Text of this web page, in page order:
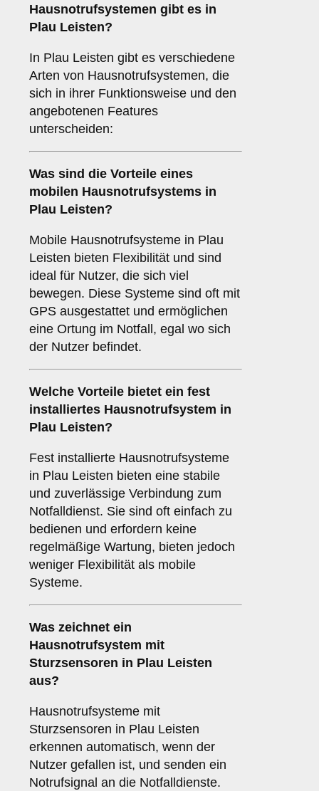
Hausnotrufsystemen gibt es in
Plau Leisten?
In Plau Leisten gibt es verschiedene
Arten von Hausnotrufsystemen, die
sich in ihrer Funktionsweise und den
angebotenen Features
unterscheiden:
Was sind die Vorteile eines
mobilen Hausnotrufsystems in
Plau Leisten?
Mobile Hausnotrufsysteme in Plau
Leisten bieten Flexibilität und sind
ideal für Nutzer, die sich viel
bewegen. Diese Systeme sind oft mit
GPS ausgestattet und ermöglichen
eine Ortung im Notfall, egal wo sich
der Nutzer befindet.
Welche Vorteile bietet ein fest
installiertes Hausnotrufsystem in
Plau Leisten?
Fest installierte Hausnotrufsysteme
in Plau Leisten bieten eine stabile
und zuverlässige Verbindung zum
Notfalldienst. Sie sind oft einfach zu
bedienen und erfordern keine
regelmäßige Wartung, bieten jedoch
weniger Flexibilität als mobile
Systeme.
Was zeichnet ein
Hausnotrufsystem mit
Sturzsensoren in Plau Leisten
aus?
Hausnotrufsysteme mit
Sturzsensoren in Plau Leisten
erkennen automatisch, wenn der
Nutzer gefallen ist, und senden ein
Notrufsignal an die Notfalldienste.